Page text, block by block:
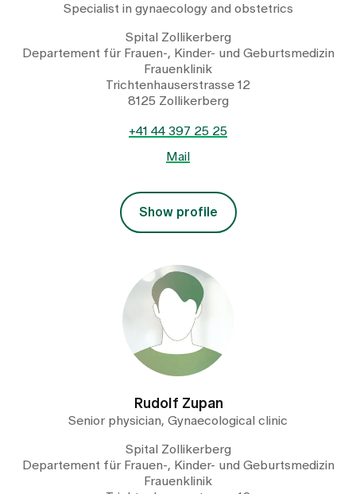
Specialist in gynaecology and obstetrics
Spital Zollikerberg
Departement für Frauen-, Kinder- und Geburtsmedizin
Frauenklinik
Trichtenhauserstrasse 12
8125 Zollikerberg
+41 44 397 25 25
Mail
Show profile
Rudolf Zupan
Senior physician, Gynaecological clinic
Spital Zollikerberg
Departement für Frauen-, Kinder- und Geburtsmedizin
Frauenklinik